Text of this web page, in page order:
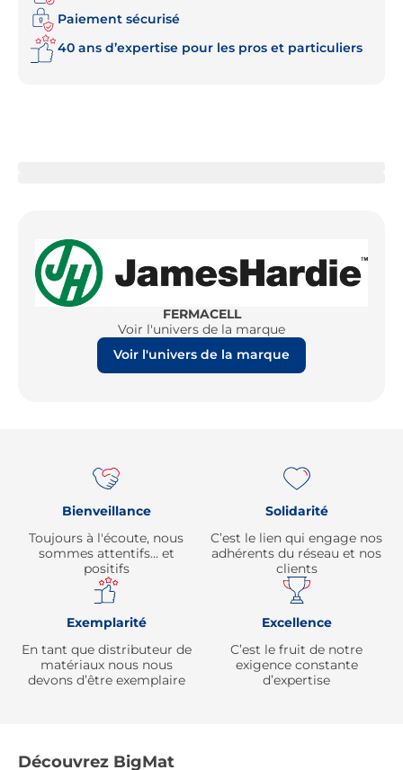
Paiement sécurisé
40 ans d’expertise pour les pros et particuliers
FERMACELL
Voir l'univers de la marque
Voir l'univers de la marque
Bienveillance
Toujours à l'écoute, nous
sommes attentifs… et
positifs
Solidarité
C’est le lien qui engage nos
adhérents du réseau et nos
clients
Exemplarité
En tant que distributeur de
matériaux nous nous
devons d’être exemplaire
Excellence
C’est le fruit de notre
exigence constante
d’expertise
Découvrez BigMat